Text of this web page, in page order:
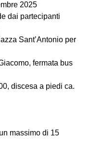
2025
dai partecipanti
Sant’Antonio per
fermata bus
discesa a piedi ca.
massimo di 15